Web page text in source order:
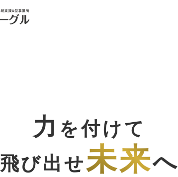
力 を付けて
飛び出せ未来へ